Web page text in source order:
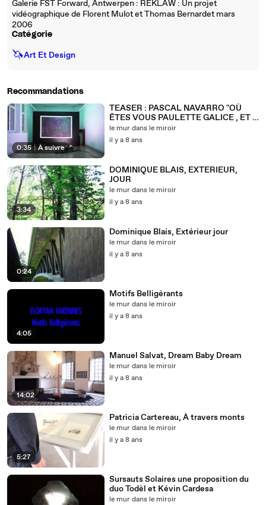
Galerie FST Forward, Antwerpen : REKLAW : Un projet
vidéographique de Florent Mulot et Thomas Bernardet mars
2006
Catégorie
🦄Art Et Design
Recommandations
0:35 | À suivre
TEASER : PASCAL NAVARRO "OÙ
ÊTES VOUS PAULETTE GALICE , ET :
VERTIGES DE L'ESPRIT
le mur dans le miroir
il y a 8 ans
3:34
DOMINIQUE BLAIS, EXTERIEUR,
JOUR
le mur dans le miroir
il y a 8 ans
0:24
Dominique Blais, Extérieur jour
le mur dans le miroir
il y a 8 ans
4:05
Motifs Belligérants
le mur dans le miroir
il y a 8 ans
14:02
Manuel Salvat, Dream Baby Dream
le mur dans le miroir
il y a 8 ans
5:27
Patricia Cartereau, À travers monts
le mur dans le miroir
il y a 8 ans
Sursauts Solaires une proposition du
duo Todèl et Kévin Cardesa
le mur dans le miroir